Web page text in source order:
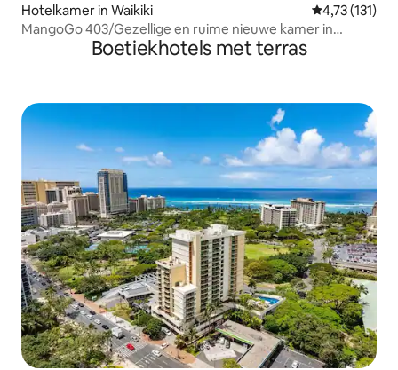
Hotelkamer in Waikiki Gemiddelde
4,73 (131)
MangoGo 403/Gezellige en ruime nieuwe kamer in
Boetiekhotels met terras